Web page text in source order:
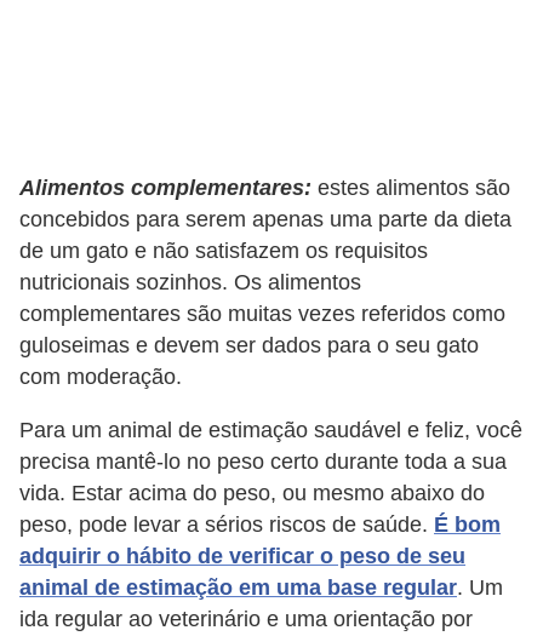
Alimentos complementares: estes alimentos são
concebidos para serem apenas uma parte da dieta
de um gato e não satisfazem os requisitos
nutricionais sozinhos. Os alimentos
complementares são muitas vezes referidos como
guloseimas e devem ser dados para o seu gato
com moderação.
Para um animal de estimação saudável e feliz, você
precisa mantê-lo no peso certo durante toda a sua
vida. Estar acima do peso, ou mesmo abaixo do
peso, pode levar a sérios riscos de saúde. É bom
adquirir o hábito de verificar o peso de seu
animal de estimação em uma base regular. Um
ida regular ao veterinário e uma orientação por
C
ã
e
s
,
c
c
h
o
r
r
o